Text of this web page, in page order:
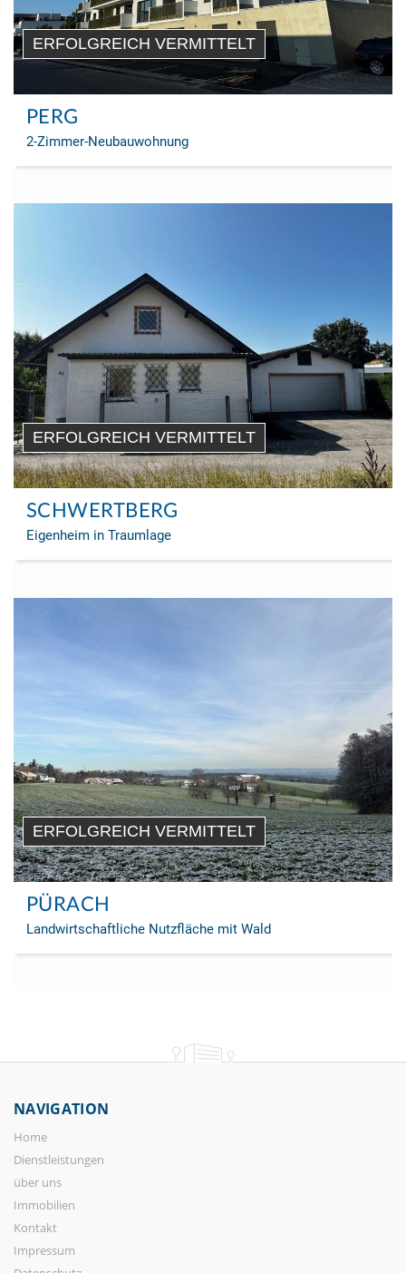
ERFOLGREICH VERMITTELT
PERG
2-Zimmer-Neubauwohnung
ERFOLGREICH VERMITTELT
SCHWERTBERG
Eigenheim in Traumlage
ERFOLGREICH VERMITTELT
PÜRACH
Landwirtschaftliche Nutzfläche mit Wald
NAVIGATION
Home
Dienstleistungen
über uns
Immobilien
Kontakt
Impressum